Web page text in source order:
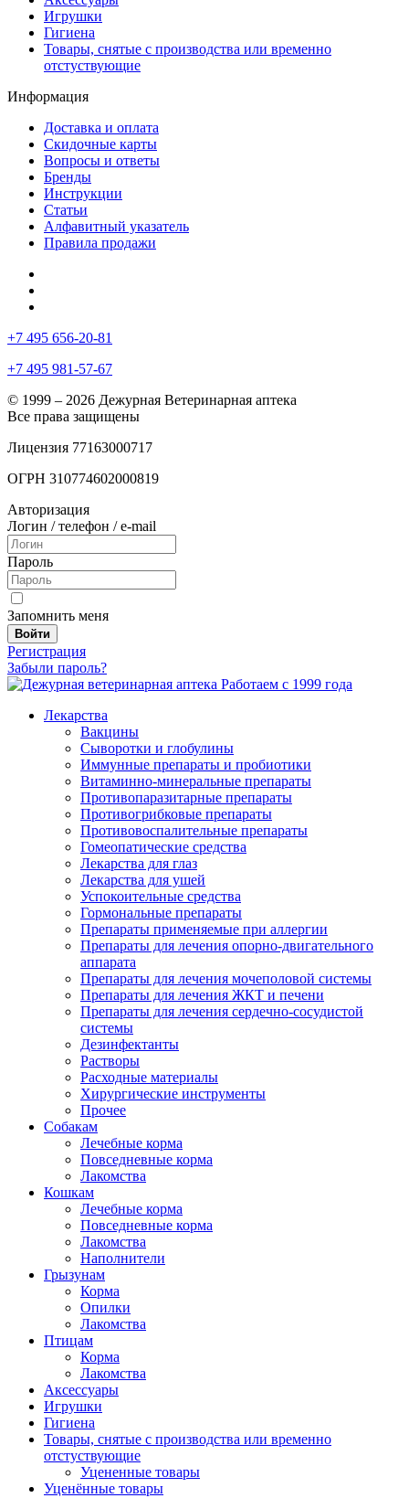
Игрушки
Гигиена
Товары, снятые с производства или временно
отстуствующие
Информация
Доставка и оплата
Скидочные карты
Вопросы и ответы
Бренды
Инструкции
Статьи
Алфавитный указатель
Правила продажи
+7 495 656-20-81
+7 495 981-57-67
© 1999 – 2026 Дежурная Ветеринарная аптека
Все права защищены
Лицензия 77163000717
ОГРН 310774602000819
Авторизация
Логин / телефон / e-mail
Пароль
Запомнить меня
Войти
Регистрация
Забыли пароль?
Работаем с 1999 года
Лекарства
Вакцины
Сыворотки и глобулины
Иммунные препараты и пробиотики
Витаминно-минеральные препараты
Противопаразитарные препараты
Противогрибковые препараты
Противовоспалительные препараты
Гомеопатические средства
Лекарства для глаз
Лекарства для ушей
Успокоительные средства
Гормональные препараты
Препараты применяемые при аллергии
Препараты для лечения опорно-двигательного
аппарата
Препараты для лечения мочеполовой системы
Препараты для лечения ЖКТ и печени
Препараты для лечения сердечно-сосудистой
системы
Дезинфектанты
Растворы
Расходные материалы
Хирургические инструменты
Прочее
Собакам
Лечебные корма
Повседневные корма
Лакомства
Кошкам
Лечебные корма
Повседневные корма
Лакомства
Наполнители
Грызунам
Корма
Опилки
Лакомства
Птицам
Корма
Лакомства
Аксессуары
Игрушки
Гигиена
Товары, снятые с производства или временно
отстуствующие
Уцененные товары
Уценённые товары